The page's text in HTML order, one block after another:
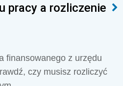
pracy a rozliczenie
finansowanego z urzędu
czy musisz rozliczyć